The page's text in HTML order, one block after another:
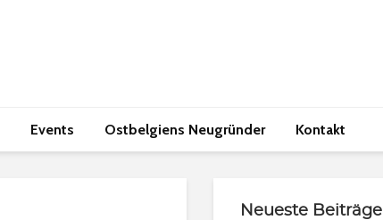
Events Ostbelgiens Neugründer Kontakt
Neueste Beiträge